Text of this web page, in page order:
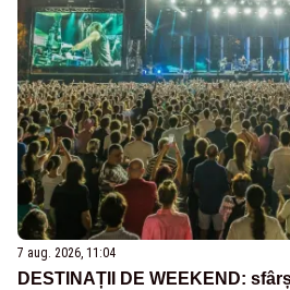
7 aug. 2026, 11:04
DESTINAȚII DE WEEKEND: